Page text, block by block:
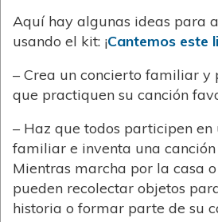
Aquí hay algunas ideas para
usando el kit: ¡Cantemos este
– Crea un concierto familiar y
que practiquen su canción
– Haz que todos participen en
familiar e inventa una
Mientras marcha por la casa
pueden recolectar objetos
historia o formar parte de su